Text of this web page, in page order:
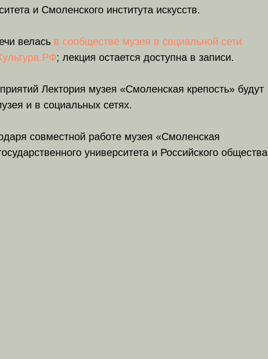
и Смоленского института искусств.
велась в сообществе музея в социальной сети
; лекция остается доступна в записи.
Лектория музея «Смоленская крепость» будут
и в социальных сетях.
совместной работе музея «Смоленская
университета и Российского общества